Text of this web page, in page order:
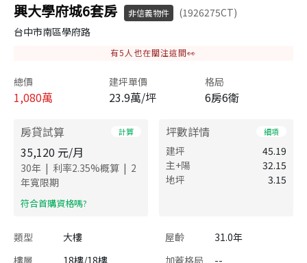
興大學府城6套房 非信義物件
(1926275CT)
台中市南區學府路
有5 人也在關注這間👀
總價
1,080萬
建坪單價
23.9萬/坪
格局
6房6衛
房貸試算 計算
35,120 元/月
30年 | 利率2.35%概算 | 2
年寬限期
​符合首購資格嗎?
坪數詳情 細項
建坪
45.19
主+陽
32.15
地坪
3.15
類型 大樓 屋齡
31.0年
樓層
18樓/18樓 加蓋格局
--